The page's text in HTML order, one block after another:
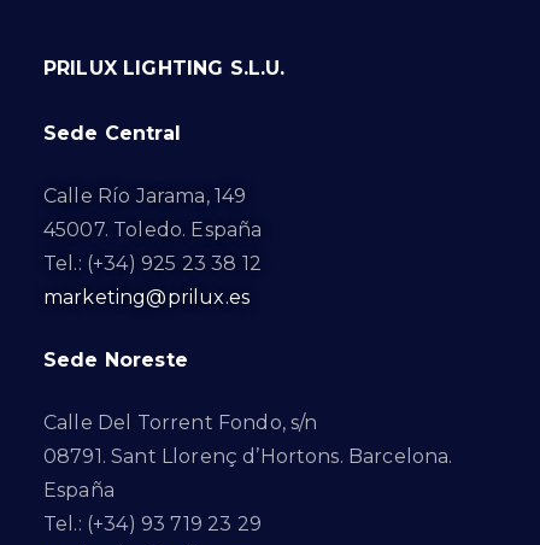
PRILUX LIGHTING S.L.U.
Sede Central
Calle Río Jarama, 149
45007. Toledo. España
Tel.: (+34) 925 23 38 12
marketing@prilux.es
Sede Noreste
Calle Del Torrent Fondo, s/n
08791. Sant Llorenç d’Hortons. Barcelona.
España
Tel.: (+34) 93 719 23 29